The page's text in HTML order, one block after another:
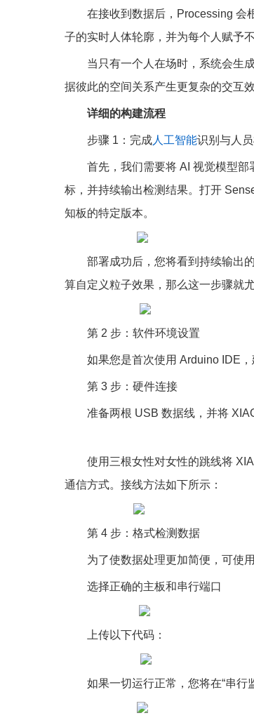
在接收到数据后，Processing 会
子的实时人体轮廓，并为每个人赋予
当只有一个人在场时，系统会生
据彼此的空间关系产生更复杂的交互
详细的构建流程
步骤 1：完成人工智能识别与人
首先，我们需要将 AI 视觉模型
标，并持续输出检测结果。打开
知板的特定版本。
部署成功后，您将看到持续输出
算自定义粒子效果，那么这一步骤就尤
第 2 步：软件环境设置
如果您是首次使用 Arduino IDE
第 3 步：硬件连接
准备两根 USB 数据线，并将
使用三根女性对女性的跳线将
通信方式。接线方法如下所示：
第 4 步：格式检测数据
为了使数据处理更加简便，可使
选择正确的主板和串行端口
上传以下代码：
如果一切运行正常，您将在“串行